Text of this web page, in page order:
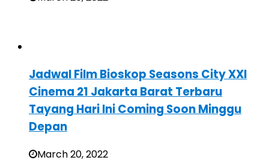
Jadwal Film Bioskop Seasons City XXI
Cinema 21 Jakarta Barat Terbaru
Tayang Hari Ini Coming Soon Minggu
Depan
March 20, 2022